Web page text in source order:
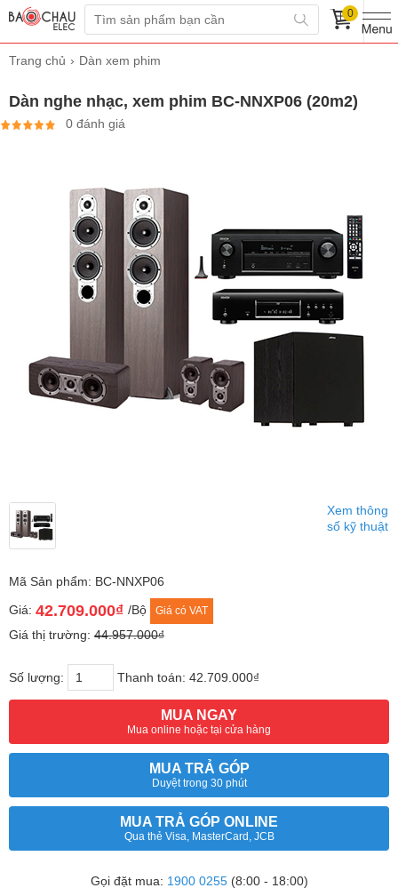
0
Trang chủ Dàn xem phim
Dàn nghe nhạc, xem phim BC-NNXP06 (20m2)
0 đánh giá
Xem thông
số kỹ thuật
Mã Sản phẩm: BC-NNXP06
Giá: 42.709.000₫ /Bộ Giá có VAT
Giá thị trường: 44.957.000₫
Số lượng: Thanh toán: 42.709.000₫
MUA NGAY
Mua online hoặc tại cửa hàng
MUA TRẢ GÓP
Duyệt trong 30 phút
MUA TRẢ GÓP ONLINE
Qua thẻ Visa, MasterCard, JCB
Gọi đặt mua: 1900 0255(8:00 - 18:00)